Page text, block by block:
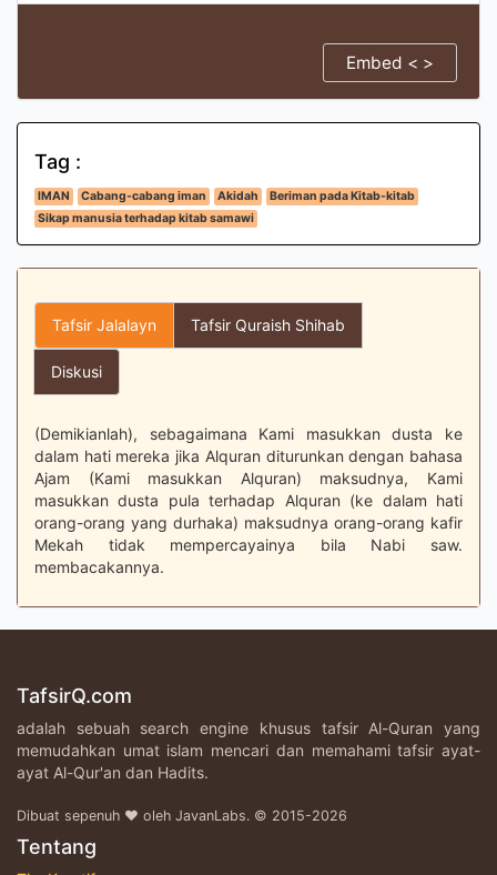
Embed < >
Tag :
IMAN Cabang-cabang iman Akidah
Beriman pada Kitab-kitab
Sikap manusia terhadap kitab samawi
Tafsir Jalalayn Tafsir Quraish Shihab
Diskusi
(Demikianlah), sebagaimana Kami masukkan dusta ke
dalam hati mereka jika Alquran diturunkan dengan bahasa
Ajam (Kami masukkan Alquran) maksudnya, Kami
masukkan dusta pula terhadap Alquran (ke dalam hati
orang-orang yang durhaka) maksudnya orang-orang kafir
Mekah tidak mempercayainya bila Nabi saw.
membacakannya.
TafsirQ.com
adalah sebuah search engine khusus tafsir Al-Quran yang
memudahkan umat islam mencari dan memahami tafsir ayat-
ayat Al-Qur'an dan Hadits.
Dibuat sepenuh ♥ oleh JavanLabs. © 2015-2026
Tentang